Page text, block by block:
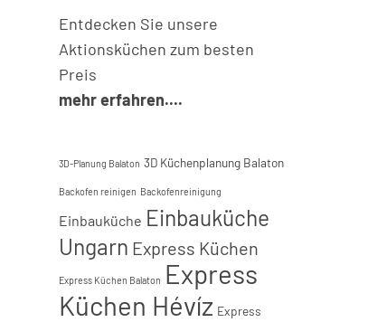
Entdecken Sie unsere
Aktionsküchen zum besten
Preis
mehr erfahren....
3D-Planung Balaton 3D Küchenplanung Balaton
Backofen reinigen Backofenreinigung
Einbauküche Einbauküche
Ungarn Express Küchen
Express Küchen Balaton Express
Küchen Hévíz Express